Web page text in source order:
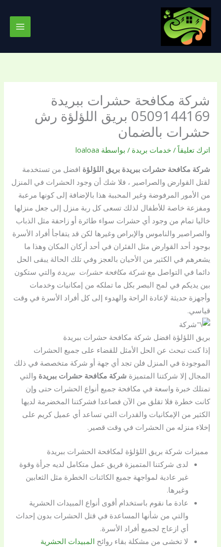
تخطي
المحتوى
شركة مكافحة حشرات ببريدة
0509144169 بريق اللؤلؤة رش
حشرات بالضمان
اترك تعليقاً / خدمات بريدة / بواسطة loaloaa
شركة مكافحة حشرات ببريدة بريق اللؤلؤة افضل من تستخدمة
لقتل القوارض والصراصير ، فلا شك أن وجود الحشرات في المنزل
من الأمور المرفوضة وغير المحببة هذا بالإضافة إلى كونها مرعبة
ومفزعة خاصة للأطفال لذلك تسعى كل ربة منزل إلى جعل منزلها
خاليا تمام من وجود أي حشرات سواء طائرة أو زاحفة مثل الذباب
والصراصير والناموس والإبراص وغيرها لكن قد يتفاجأ أفراد الأسرة
بوجود أحد القوارض مثل الفئران في أحد أركان المكان وهذا ما
يشعرهم في الكثير من الأحيان بالعجز وفي تلك الحالة يبقى الحل
دائما في التواصل معشركة مكافحة حشراتببريدة والتي ستكون
بين يديكم في لمح البصر بكل ما تملكه من إمكانيات وخدمات
وأجهزة حديثة لإعادة الراحة والهدوء إلى كل أفراد الأسرة في وقت
قياسي.
بريق اللؤلؤة افضل شركة مكافحة حشرات ببريدة
إذا كنت تبحث عن الحل الأمثل للقضاء على جميع الحشرات
الموجودة في المنزل فلن تجد أي جهة أو شركة متخصصة في ذلك
المجال إلا شركتنا المتميزة شركة مكافحة حشرات ببريدة والتي
تمتلك خبرة واسعة في مكافحة جميع أنواع الحشرات حتى وإن
كانت خطرة فلا تقلق من الآن فصاعدا فشركتنا المخضرمة لديها
الكثير من الإمكانيات والقدرات التي تساعد أي عميل كريم على
إخلاء منزله من الحشرات في وقت قصير.
مميزات شركة بريق اللؤلؤة لمكافحة الحشرات ببريدة
لدى شركتنا المتميزة فريق عمل متكامل لديه جرأة وقوة
غير عادية لمواجهة جميع الكائنات الخطرة مثل الثعابين
وغيرها.
عادة ما نقوم باستخدام أقوى أنواع المبيدات الحشرية
والتي من شأنها المساعدة في قتل الحشرات بدون إحداث
أي ازعاج لجميع أفراد الأسرة.
لا تخشى من مشكلة بقاء روائح المبيدات الحشرية